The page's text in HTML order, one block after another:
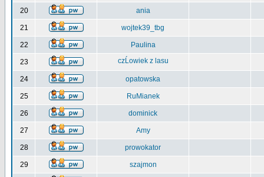
20 ania
21 wojtek39_tbg
22 Paulina
23 czĹowiek z lasu
24 opatowska
25 RuMianek
26 dominick
27 Amy
28 prowokator
29 szajmon